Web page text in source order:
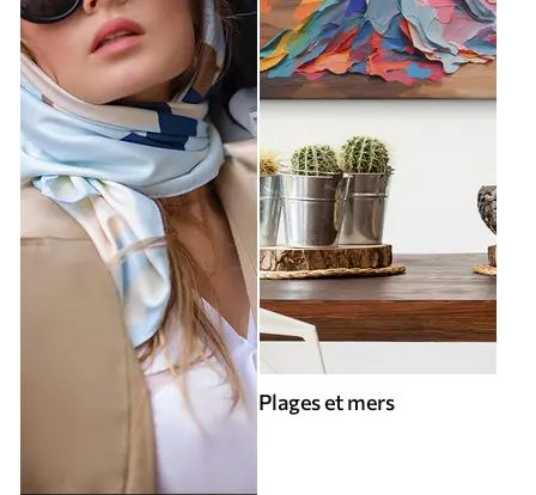
Plages et mers